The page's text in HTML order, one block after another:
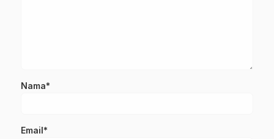
Nama*
Email*